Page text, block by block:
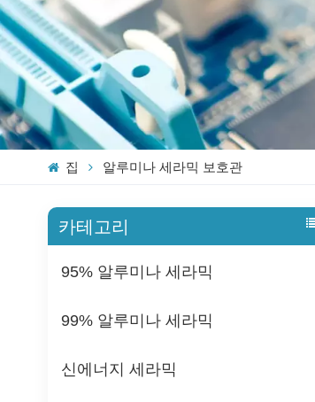
집 알루미나 세라믹 보호관
카테고리
95% 알루미나 세라믹
99% 알루미나 세라믹
신에너지 세라믹